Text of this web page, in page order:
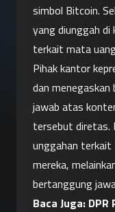
simbol Bitcoin.
yang diunggah
terkait mata
Pihak kantor
dan
jawab atas
tersebut diretas.
unggahan terkait
mereka,
bertanggung
Baca Juga: DPR